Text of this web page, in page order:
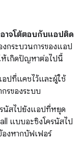
าจโต้ตอบกับแอปติด
งกระบวนการของแอป
ห้เกิดปัญหาต่อไปนี้
อปที่แคชไว้และผู้ใช้
รของระบบ
นัสไปยังแอปที่หยุด
แบบอะซิงโครนัสไป
งหากบัฟเฟอร์